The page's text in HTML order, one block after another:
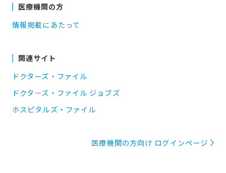
医療機関の方
情報掲載にあたって
関連サイト
ドクターズ・ファイル
ドクターズ・ファイル ジョブズ
ホスピタルズ・ファイル
医療機関の方向け ログインページ